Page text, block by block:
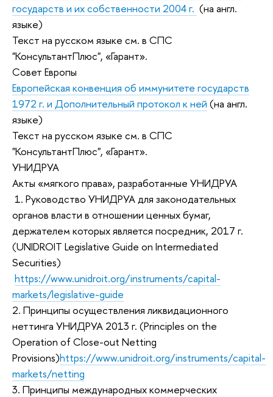
государств и их собственности 2004 г. (на англ.
языке)
Текст на русском языке см. в СПС
"КонсультантПлюс", «Гарант».
Совет Европы
Европейская конвенция об иммунитете государств
1972 г. и Дополнительный протокол к ней (на англ.
языке)
Текст на русском языке см. в СПС
"КонсультантПлюс", «Гарант».
УНИДРУА
Акты «мягкого права», разработанные УНИДРУА
1. Руководство УНИДРУА для законодательных
органов власти в отношении ценных бумаг,
держателем которых является посредник, 2017 г.
(UNIDROIT Legislative Guide on Intermediated
Securities)
https://www.unidroit.org/instruments/capital-
markets/legislative-guide
2. Принципы осуществления ликвидационного
неттинга УНИДРУА 2013 г. (Principles on the
Operation of Close-out Netting
Provisions)https://www.unidroit.org/instruments/capital-
markets/netting
3. Принципы международных коммерческих